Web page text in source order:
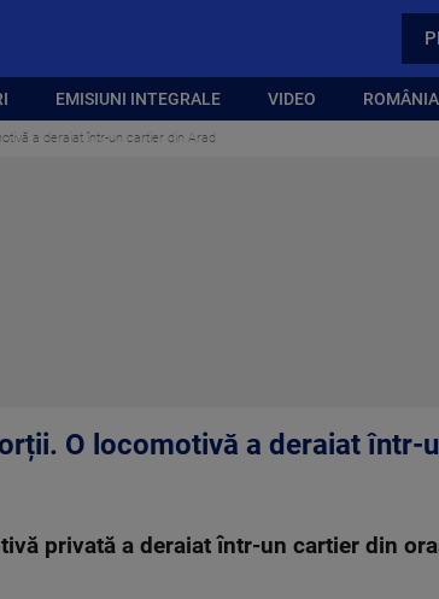
EMISIUNI INTEGRALE VIDEO
a deraiat într-un cartier din Arad
O locomotivă a deraiat într-
privată a deraiat într-un cartier din